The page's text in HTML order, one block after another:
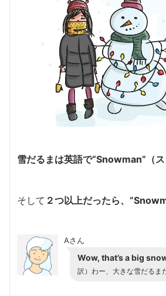
雪だるまは英語で“Snowman”（ス
そして ２つ以上だったら、
Aさん
Wow, that’s a big
訳）わー、大きな雪だるま